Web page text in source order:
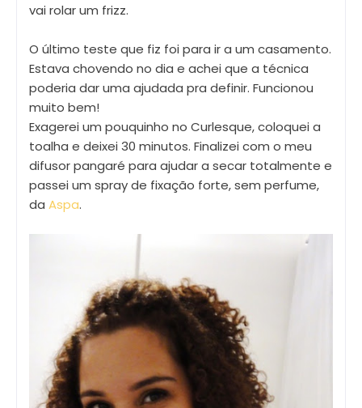
vai rolar um frizz.
O último teste que fiz foi para ir a um casamento.
Estava chovendo no dia e achei que a técnica
poderia dar uma ajudada pra definir. Funcionou
muito bem!
Exagerei um pouquinho no Curlesque, coloquei a
toalha e deixei 30 minutos. Finalizei com o meu
difusor pangaré para ajudar a secar totalmente e
passei um spray de fixação forte, sem perfume,
da Aspa.